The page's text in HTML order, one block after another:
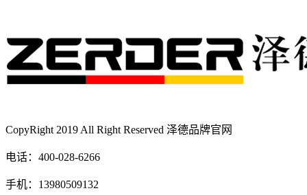
CopyRight 2019 All Right Reserved 泽德品牌官网
电话：400-028-6266
手机：13980509132